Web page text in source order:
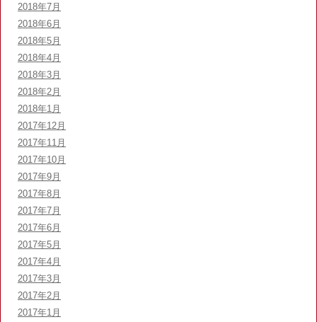
2018年7月
2018年6月
2018年5月
2018年4月
2018年3月
2018年2月
2018年1月
2017年12月
2017年11月
2017年10月
2017年9月
2017年8月
2017年7月
2017年6月
2017年5月
2017年4月
2017年3月
2017年2月
2017年1月